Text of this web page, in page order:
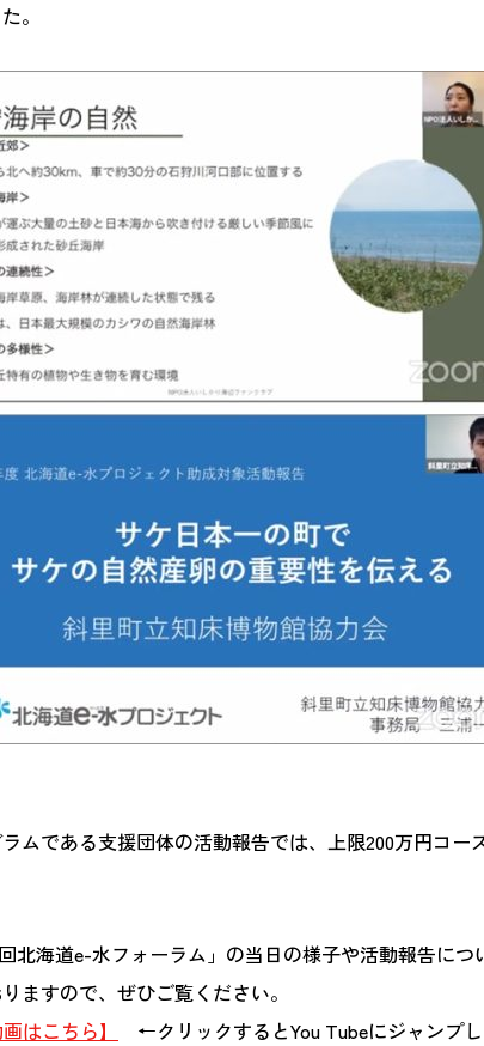
。
ムである支援団体の活動報告では、上限200万円コ
北海道e-水フォーラム」の当日の様子や活動報告に
ますので、ぜひご覧ください。
はこちら】
←クリックするとYou Tubeにジャンプし